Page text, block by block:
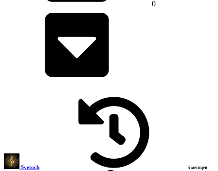
0
Svetoch 5 месяцев